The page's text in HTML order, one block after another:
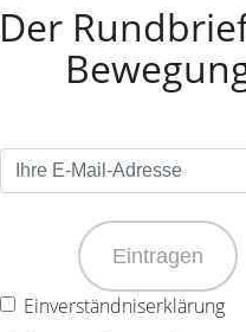
Der
Eintragen
Einverständniserklärung